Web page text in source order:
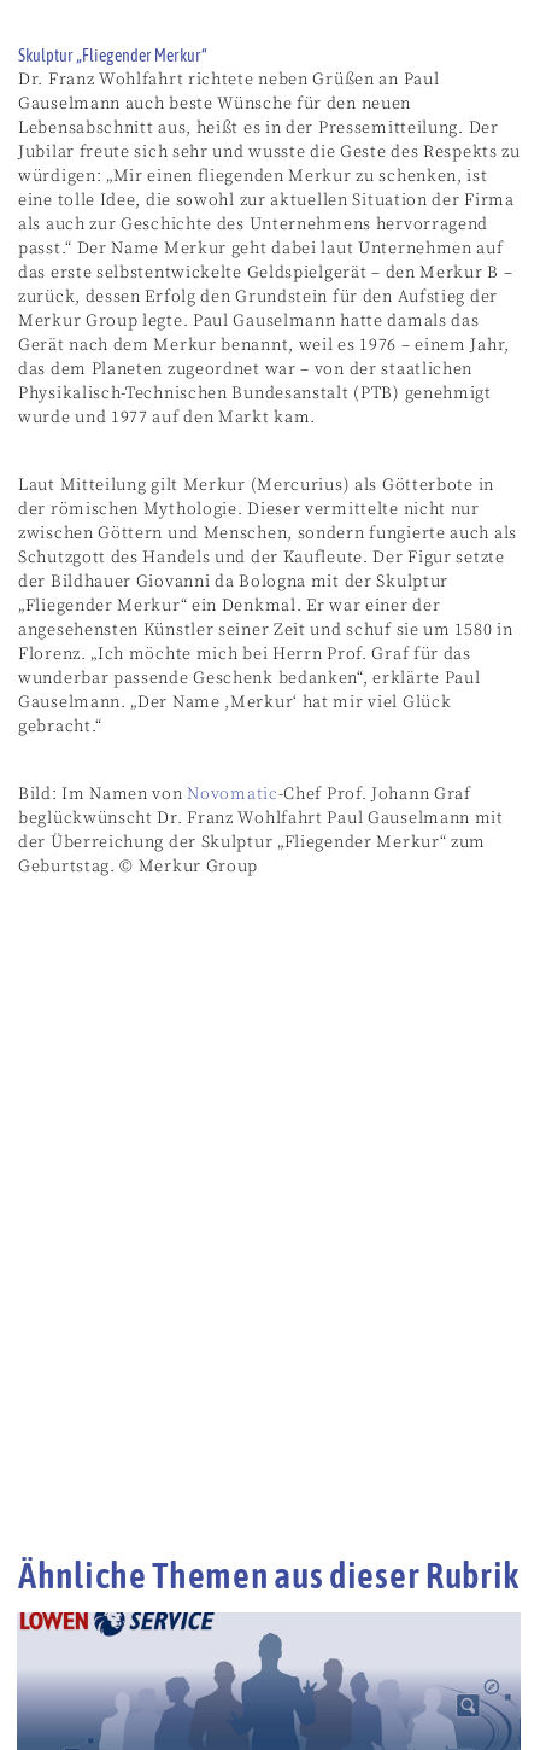
Skulptur „Fliegender Merkur“
Dr. Franz Wohlfahrt richtete neben Grüßen an Paul
Gauselmann auch beste Wünsche für den neuen
Lebensabschnitt aus, heißt es in der Pressemitteilung. Der
Jubilar freute sich sehr und wusste die Geste des Respekts zu
würdigen: „Mir einen fliegenden Merkur zu schenken, ist
eine tolle Idee, die sowohl zur aktuellen Situation der Firma
als auch zur Geschichte des Unternehmens hervorragend
passt.“ Der Name Merkur geht dabei laut Unternehmen auf
das erste selbstentwickelte Geldspielgerät – den Merkur B –
zurück, dessen Erfolg den Grundstein für den Aufstieg der
Merkur Group legte. Paul Gauselmann hatte damals das
Gerät nach dem Merkur benannt, weil es 1976 – einem Jahr,
das dem Planeten zugeordnet war – von der staatlichen
Physikalisch-Technischen Bundesanstalt (PTB) genehmigt
wurde und 1977 auf den Markt kam.
Laut Mitteilung gilt Merkur (Mercurius) als Götterbote in
der römischen Mythologie. Dieser vermittelte nicht nur
zwischen Göttern und Menschen, sondern fungierte auch als
Schutzgott des Handels und der Kaufleute. Der Figur setzte
der Bildhauer Giovanni da Bologna mit der Skulptur
„Fliegender Merkur“ ein Denkmal. Er war einer der
angesehensten Künstler seiner Zeit und schuf sie um 1580 in
Florenz. „Ich möchte mich bei Herrn Prof. Graf für das
wunderbar passende Geschenk bedanken“, erklärte Paul
Gauselmann. „Der Name ,Merkur‘ hat mir viel Glück
gebracht.“
Bild: Im Namen vonNovomatic-Chef Prof. Johann Graf
beglückwünscht Dr. Franz Wohlfahrt Paul Gauselmann mit
der Überreichung der Skulptur „Fliegender Merkur“ zum
Geburtstag. © Merkur Group
Ähnliche Themen aus dieser Rubrik